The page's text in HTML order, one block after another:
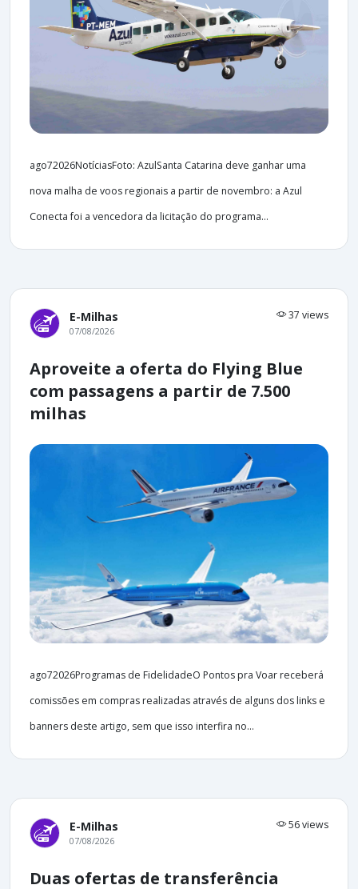
ago72026NotíciasFoto: AzulSanta Catarina deve ganhar uma
nova malha de voos regionais a partir de novembro: a Azul
Conecta foi a vencedora da licitação do programa...
E-Milhas 37 views
07/08/2026
Aproveite a oferta do Flying Blue
com passagens a partir de 7.500
milhas
ago72026Programas de FidelidadeO Pontos pra Voar receberá
comissões em compras realizadas através de alguns dos links e
banners deste artigo, sem que isso interfira no...
E-Milhas 56 views
07/08/2026
Duas ofertas de transferência